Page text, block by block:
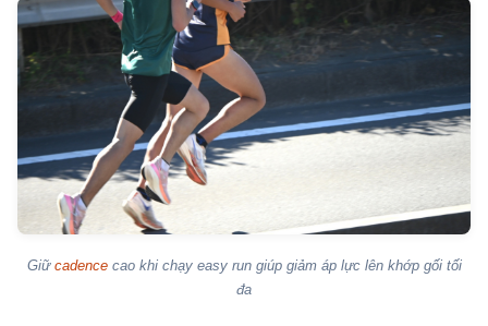
Giữ cadencecao khi chạy easy run giúp giảm áp lực lên khớp gối tối
đa